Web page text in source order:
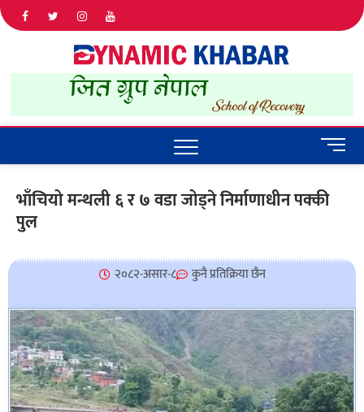
IN NEPAL
M
e
u
n
भाँचियो मन्थली ६ र ७ वडा जोड्ने निर्माणाधीन पक्की
पुल
२०८२-असार-८ कुनै प्रतिक्रिया छैन